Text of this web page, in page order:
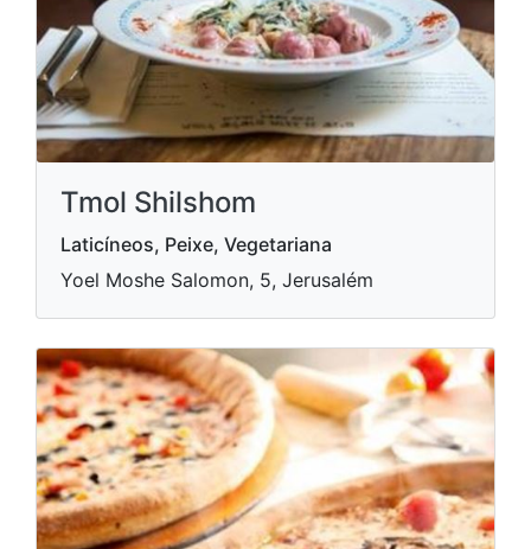
Tmol Shilshom
Laticíneos, Peixe, Vegetariana
Yoel Moshe Salomon, 5, Jerusalém